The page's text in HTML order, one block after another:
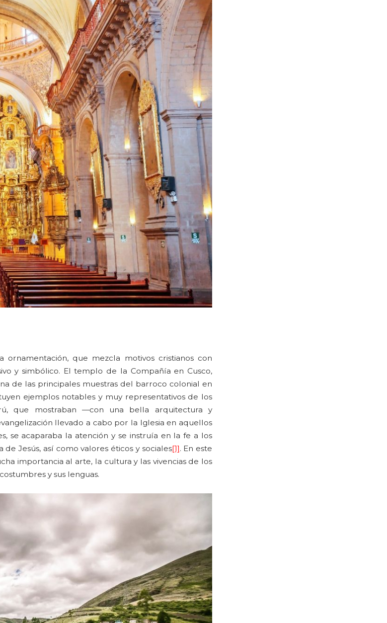
que mezcla motivos cristianos con
y simbólico. El templo de la Compañía en Cusco,
de las principales muestras del barroco colonial en
ejemplos notables y muy representativos de los
que mostraban —con una bella arquitectura y
llevado a cabo por la Iglesia en aquellos
se acaparaba la atención y se instruía en la fe a los
Jesús, así como valores éticos y sociales[1]. En este
importancia al arte, la cultura y las vivencias de los
y sus lenguas.